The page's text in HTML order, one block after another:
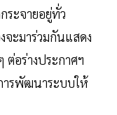
ระจายอยู่ทั่ว
ะมาร่วมกันแสดง
อร่างประกาศฯ
รพัฒนาระบบให้